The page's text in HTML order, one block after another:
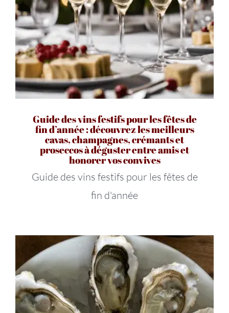
Guide des vins festifs pour les fêtes de
fin d’année : découvrez les meilleurs
cavas, champagnes, crémants et
proseccos à déguster entre amis et
honorer vos convives
Guide des vins festifs pour les fêtes de
fin d'année